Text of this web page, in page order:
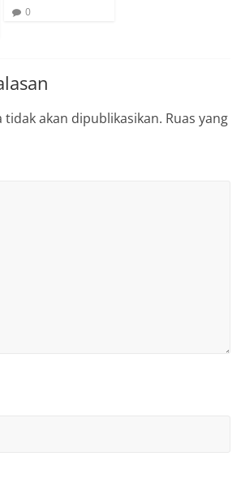
0
tidak akan dipublikasikan. Ruas yang